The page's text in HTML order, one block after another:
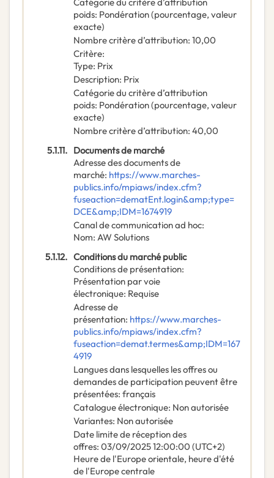
poids: Pondération (pourcentage, valeur
exacte)
Nombre critère d’attribution: 10,00
Critère:
Type: Prix
Description: Prix
Catégorie du critère d’attribution
poids: Pondération (pourcentage, valeur
exacte)
Nombre critère d’attribution: 40,00
5.1.11. Documents de marché
Adresse des documents de
marché: https://www.marches-
publics.info/mpiaws/index.cfm?
fuseaction=dematEnt.login&amp;type=
DCE&amp;IDM=1674919
Canal de communication ad hoc:
Nom: AW Solutions
5.1.12. Conditions du marché public
Conditions de présentation:
Présentation par voie
électronique: Requise
Adresse de
présentation: https://www.marches-
publics.info/mpiaws/index.cfm?
fuseaction=demat.termes&amp;IDM=167
4919
Langues dans lesquelles les offres ou
demandes de participation peuvent être
présentées: français
Catalogue électronique: Non autorisée
Variantes: Non autorisée
Date limite de réception des
offres: 03/09/202512:00:00 (UTC+2)
Heure de l'Europe orientale, heure d'été
de l'Europe centrale